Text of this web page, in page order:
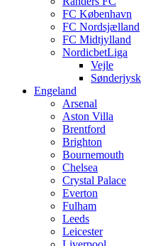
FC København
FC Nordsjælland
FC Midtjylland
NordicbetLiga
Vejle
Engeland
Arsenal
Aston Villa
Brentford
Brighton
Bournemouth
Chelsea
Crystal Palace
Everton
Fulham
Leeds
Leicester